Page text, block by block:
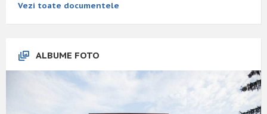
Vezi toate documentele
ALBUME FOTO